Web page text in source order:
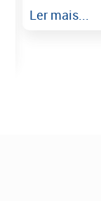
Ler mais...